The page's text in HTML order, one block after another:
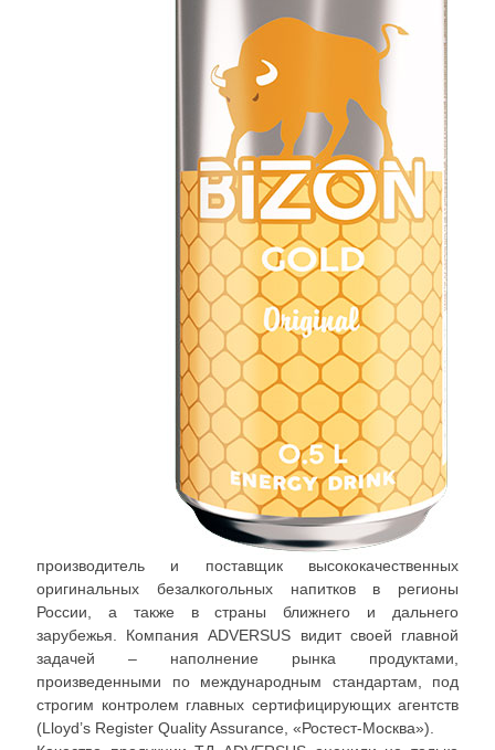
производитель и поставщик высококачественных
оригинальных безалкогольных напитков в регионы
России, а также в страны ближнего и дальнего
зарубежья. Компания ADVERSUS видит своей главной
задачей – наполнение рынка продуктами,
произведенными по международным стандартам, под
строгим контролем главных сертифицирующих агентств
(Lloyd’s Register Quality Assurance, «Ростест-Москва»).